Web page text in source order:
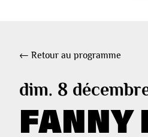
← Retour au programme
dim. 8
FANNY